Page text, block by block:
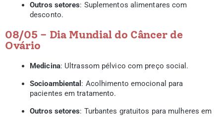
Outros setores: Suplementos alimentares com
desconto.
08/05 – Dia Mundial do Câncer de
Ovário
Medicina: Ultrassom pélvico com preço social.
Socioambiental : Acolhimento emocional para
pacientes em tratamento.
Outros setores: Turbantes gratuitos para mulheres em